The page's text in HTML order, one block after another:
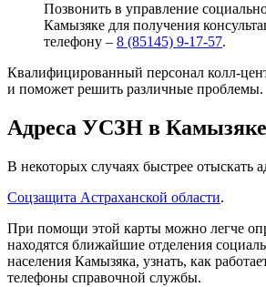
Позвонить в управление
Камызяке для получения
телефону – 8 (85145) 9-17-57.
Квалифицированный персонал колл-
и поможет решить различные проблемы.
Адреса УСЗН в Камызяке
В некоторых случаях быстрее отыскать
Соцзащита Астраханской области.
При помощи этой карты можно легче
находятся ближайшие отделения
населения Камызяка, узнать, как
телефоны справочной службы.